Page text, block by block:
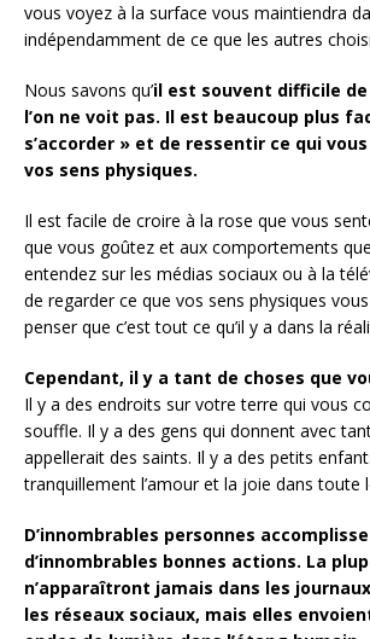
vous voyez à la surface vous maintiendra
indépendamment de ce que les autres
Nous savons qu’il est souvent difficile
l’on ne voit pas. Il est beaucoup plus
s’accorder » et de ressentir ce qui
vos sens physiques.
Il est facile de croire à la rose que vous
que vous goûtez et aux comportements
entendez sur les médias sociaux ou à la
de regarder ce que vos sens physiques
penser que c’est tout ce qu’il y a dans la
Cependant, il y a tant de choses que
Il y a des endroits sur votre terre qui vous
souffle. Il y a des gens qui donnent avec tant
appellerait des saints. Il y a des petits
tranquillement l’amour et la joie dans toute
D’innombrables personnes
d’innombrables bonnes actions. La
n’apparaîtront jamais dans les
les réseaux sociaux, mais elles